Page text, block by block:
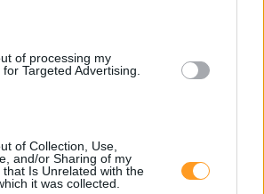
of processing my
Targeted Advertising.
of Collection, Use,
and/or Sharing of my
that Is Unrelated with the
it was collected.
usar a escuta